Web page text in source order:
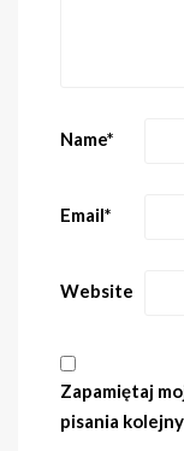
Name*
Email*
Website
Zapamiętaj
pisania